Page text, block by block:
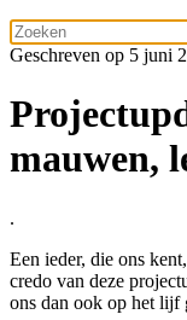
Geschreven op 5 juni
mauwen,
.
Een ieder, die ons
credo van deze
ons dan ook op het lijf